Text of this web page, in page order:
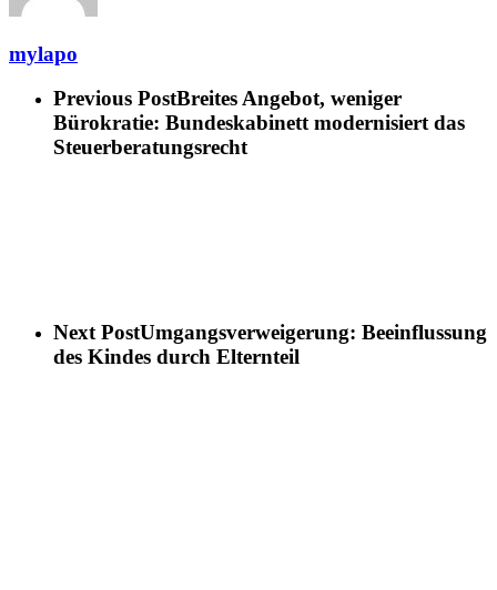
mylapo
Previous PostBreites Angebot, weniger
Bürokratie: Bundeskabinett modernisiert das
Steuerberatungsrecht
Next PostUmgangsverweigerung: Beeinflussung
des Kindes durch Elternteil